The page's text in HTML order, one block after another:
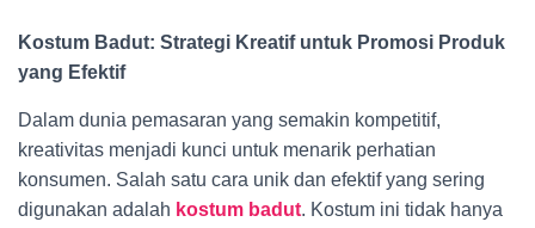
I
Kostum Badut: Strategi Kreatif untuk Promosi Produk
yang Efektif
Dalam dunia pemasaran yang semakin kompetitif,
kreativitas menjadi kunci untuk menarik perhatian
konsumen. Salah satu cara unik dan efektif yang sering
digunakan adalah kostum badut. Kostum ini tidak hanya